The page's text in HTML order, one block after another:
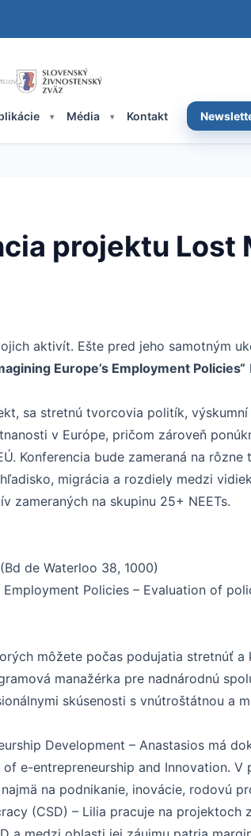
Média Kontakt
projektu Lost
aktivít. Ešte pred jeho samotným
Europe’s Employment Policies“
sa stretnú tvorcovia politík,
v Európe, pričom zároveň
Konferencia bude zameraná na
migrácia a rozdiely medzi
zameraných na skupinu 25+ NEETs.
de Waterloo 38, 1000)
Employment Policies – Evaluation of
môžete počas podujatia stretnúť
manažérka pre nadnárodnú
skúsenosti s vnútroštátnou a
Development – Anastasios má
e-entrepreneurship and Innovation.
na podnikanie, inovácie, rodovú
(CSD) – Lilia pracuje na projektoch